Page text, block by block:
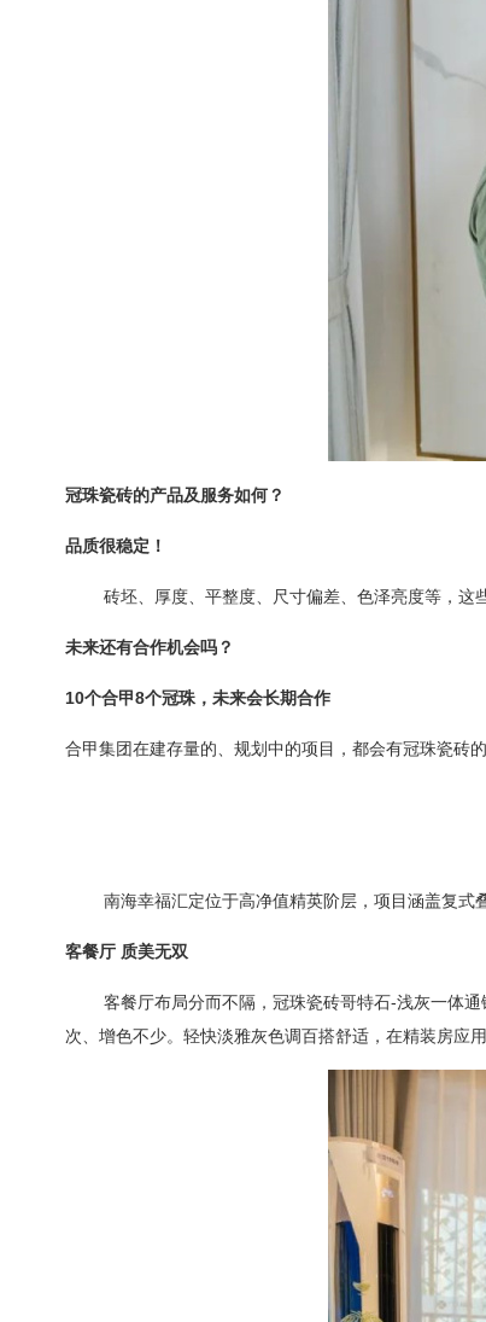
冠珠瓷砖的产品及服务如何？
品质很稳定！
砖坯、厚度、平整度、尺寸偏差、色泽亮度等，
未来还有合作机会吗？
10个合甲8个冠珠，未来会长期合作
合甲集团在建存量的、规划中的项目，都会有冠珠瓷砖的
南海幸福汇定位于高净值精英阶层，项目涵盖复式
客餐厅 质美无双
客餐厅布局分而不隔，冠珠瓷砖哥特石-浅灰一体通
次、增色不少。轻快淡雅灰色调百搭舒适，在精装房应